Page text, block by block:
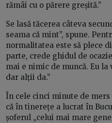
rămâi cu o părere greșită.”
Se lasă tăcerea câteva
seama că mint”, spune.
normalitatea este să plece
parte, crede ghidul de
mai e nimic de muncă. Eu
dar alții da.”
În cele cinci minute de
că în tinerețe a lucrat în
șoferul „celui mai mare